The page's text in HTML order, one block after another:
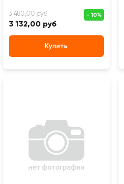
3 132,00 руб
Купить